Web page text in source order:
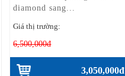
diamond sang...
Giá thị trường:
6,500,000đ
3,050,000đ